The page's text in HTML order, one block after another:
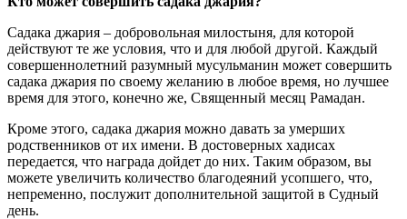
Садака джария – добровольная милостыня, для которой
действуют те же условия, что и для любой другой. Каждый
совершеннолетний разумный мусульманин может совершить
садака джария по своему желанию в любое время, но лучшее
время для этого, конечно же, Священный месяц Рамадан.
Кроме этого, садака джария можно давать за умерших
родственников от их имени. В достоверных хадисах
передается, что награда дойдет до них. Таким образом, вы
можете увеличить количество благодеяний усопшего, что,
непременно, послужит дополнительной защитой в Судный
день.